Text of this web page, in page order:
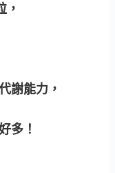
，
謝能力，
多！